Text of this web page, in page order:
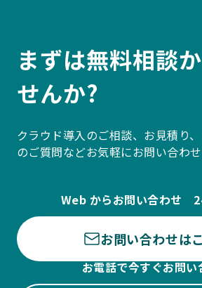
まずは無料相談
せんか?
クラウド導入のご相談、お見積り
のご質問などお気軽にお問い合わせ
Web からお問い合わせ
お問い合わせは
お電話で今すぐお問い